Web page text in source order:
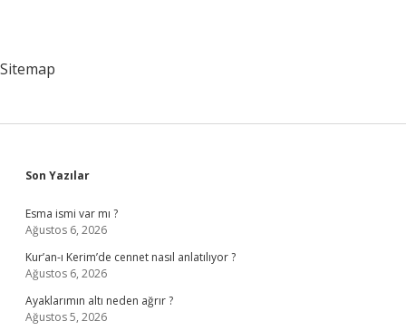
Sitemap
Sidebar
Son Yazılar
Esma ismi var mı ?
Ağustos 6, 2026
Kur’an-ı Kerim’de cennet nasıl anlatılıyor ?
Ağustos 6, 2026
Ayaklarımın altı neden ağrır ?
Ağustos 5, 2026